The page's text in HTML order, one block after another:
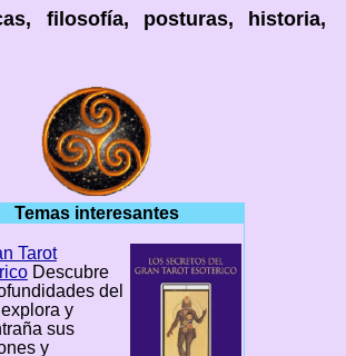
filosofía, posturas, historia,
Temas interesantes
Tarot
Descubre
del
y
sus
y